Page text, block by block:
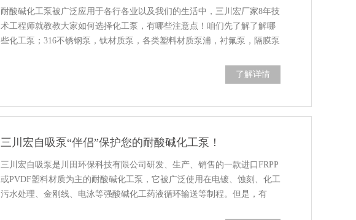
耐酸碱化工泵被广泛应用于各行各业以及我们的生活中，三川宏厂家8年技
术工程师就教教大家如何选择化工泵，有哪些注意点！咱们先了解了解哪
些化工泵；316不锈钢泵，钛材质泵，各类塑料材质泵浦，衬氟泵，隔膜泵
了解详情
三川宏自吸泵“伴侣”保护您的耐酸碱化工泵！
三川宏自吸泵是川田环保科技有限公司研发、生产、销售的一款进口FRPP
或PVDF塑料材质为主的耐酸碱化工泵，它被广泛使用在电镀、蚀刻、化工
污水处理、金刚线、电泳等强酸碱化工药液循环输送等制程。但是，有